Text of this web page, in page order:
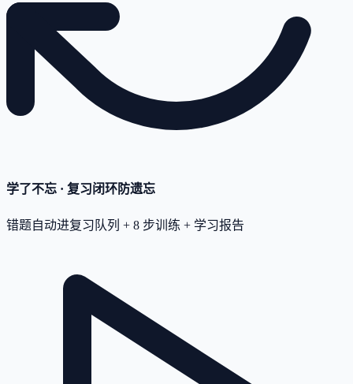
学了不忘 · 复习闭环防遗忘
错题自动进复习队列 + 8 步训练 + 学习报告